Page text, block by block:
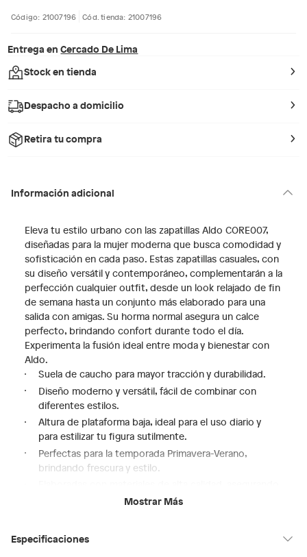
Código: 21007196 Cód. tienda: 21007196
Entrega en Cercado De Lima
Stock en tienda
Despacho a domicilio
Retira tu compra
Información adicional
Eleva tu estilo urbano con las zapatillas Aldo CORE007,
diseñadas para la mujer moderna que busca comodidad y
sofisticación en cada paso. Estas zapatillas casuales, con
su diseño versátil y contemporáneo, complementarán a la
perfección cualquier outfit, desde un look relajado de fin
de semana hasta un conjunto más elaborado para una
salida con amigas. Su horma normal asegura un calce
perfecto, brindando confort durante todo el día.
Experimenta la fusión ideal entre moda y bienestar con
Aldo.
Suela de caucho para mayor tracción y durabilidad.
Diseño moderno y versátil, fácil de combinar con
diferentes estilos.
Altura de plataforma baja, ideal para el uso diario y
para estilizar tu figura sutilmente.
Perfectas para la temporada Primavera-Verano,
brindando frescura y estilo.
resistencia y confort.Mostrar Más
Especificaciones